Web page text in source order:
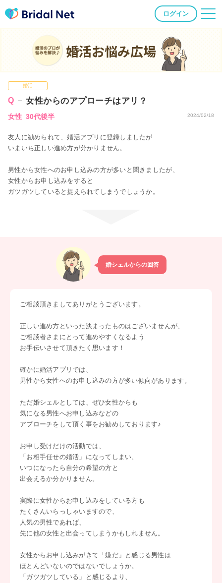
ログイン
婚活お悩み広場
婚活
女性からのアプローチはアリ？
女性 30代後半 2024/02/18
友人に勧められて、婚活アプリに登録しましたが
いまいち正しい進め方が分かりません。
男性から女性へのお申し込みの方が多いと聞きましたが、
女性からお申し込みをすると
ガツガツしていると捉えられてしまうでしょうか。
婚シェルからの回答
ご相談頂きましてありがとうございます。
正しい進め方といった決まったものはございませんが、
ご相談者さまにとって進めやすくなるよう
お手伝いさせて頂きたく思います！
確かに婚活アプリでは、
男性から女性へのお申し込みの方が多い傾向があります。
ただ婚シェルとしては、ぜひ女性からも
気になる男性へお申し込みなどの
アプローチをして頂く事をお勧めしております♪
お申し受けだけの活動では、
「お相手任せの婚活」になってしまい、
いつになったら自分の希望の方と
出会えるか分かりません。
実際に女性からお申し込みをしている方も
たくさんいらっしゃいますので、
人気の男性であれば、
先に他の女性と出会ってしまうかもしれません。
女性からお申し込みがきて「嫌だ」と感じる男性は
ほとんどいないのではないでしょうか。
「ガツガツしている」と感じるより、